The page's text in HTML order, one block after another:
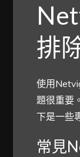
排
使用
題很重要
下是一些
常見